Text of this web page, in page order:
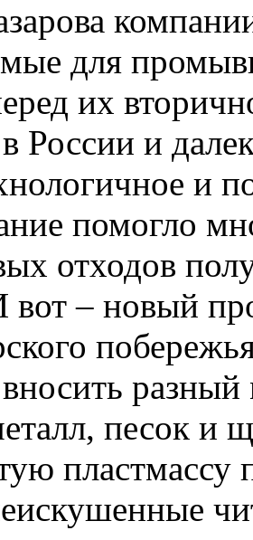
для
их
России и
и
помогло
отходов
– новый
песок и